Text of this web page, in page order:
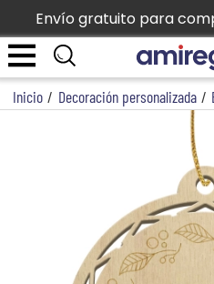
Envío gratuito para
Inicio / Decoración personalizada /